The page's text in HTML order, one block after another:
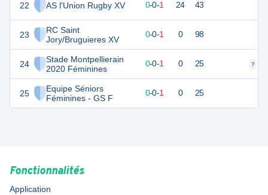
22 AS l'Union Rugby XV
23
RC Saint
Jory/Bruguieres XV
24
Stade Montpellierain
2020 Féminines
25
Equipe Séniors
Féminines - GS F
0 0-0-1 24 43
0 0-0-1 0 98
-2 0-0-1 0 25 ?
-2 0-0-1 0 25
Fonctionnalités
Application